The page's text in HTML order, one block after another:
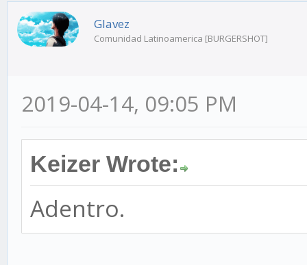
Glavez
Comunidad Latinoamerica [BURGERSHOT]
2019-04-14, 09:05 PM
Keizer Wrote:
Adentro.